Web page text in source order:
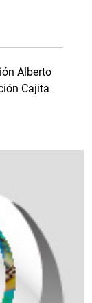
Alberto
Cajita